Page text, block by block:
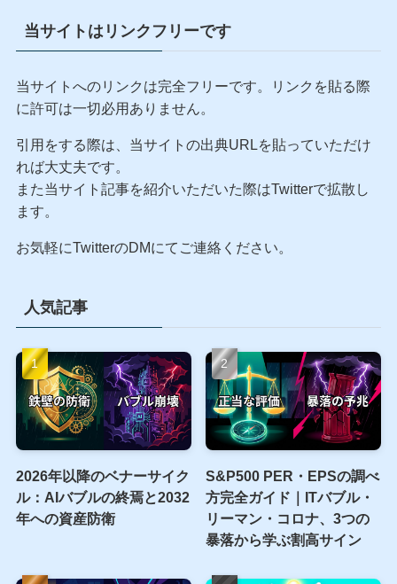
当サイトはリンクフリーです
当サイトへのリンクは完全フリーです。リンクを貼る際
に許可は一切必用ありません。
引用をする際は、当サイトの出典URLを貼っていただけ
れば大丈夫です。
また当サイト記事を紹介いただいた際はTwitterで拡散し
ます。
お気軽にTwitterのDMにてご連絡ください。
人気記事
2026年以降のベナーサイク
ル：AIバブルの終焉と2032
年への資産防衛
S&P500 PER・EPSの調べ
方完全ガイド｜ITバブル・
リーマン・コロナ、3つの
暴落から学ぶ割高サイン